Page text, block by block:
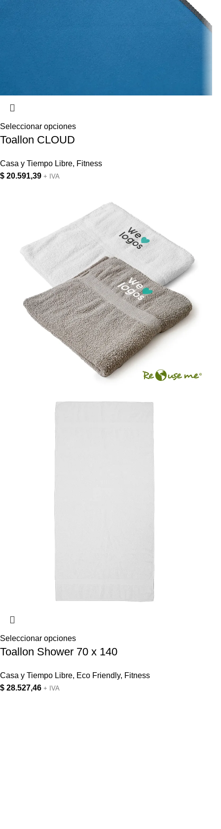
Seleccionar opciones
Toallon CLOUD
Casa y Tiempo Libre, Fitness
$ 20.591,39 + IVA
Seleccionar opciones
Toallon Shower 70 x 140
Casa y Tiempo Libre, Eco Friendly, Fitness
$ 28.527,46 + IVA